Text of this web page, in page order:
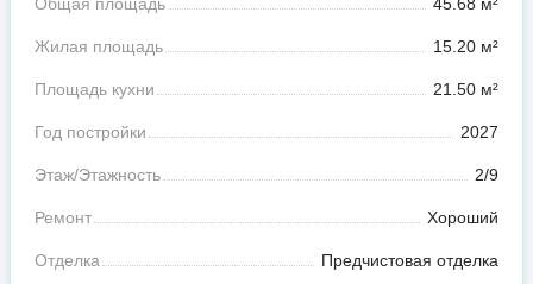
Жилая площадь 15.20 м²
Площадь кухни 21.50 м²
Год постройки 2027
Этаж/Этажность 2/9
Ремонт Хороший
Отделка Предчистовая отделка